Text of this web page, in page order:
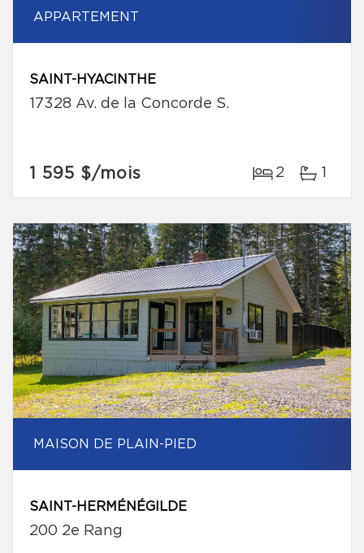
APPARTEMENT
SAINT-HYACINTHE
17328 Av. de la Concorde S.
1 595 $/mois 2 1
MAISON DE PLAIN-PIED
SAINT-HERMÉNÉGILDE
200 2e Rang